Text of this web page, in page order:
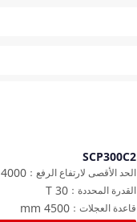
SCP300C2
4000
الحد الأقصى لارتفاع الرفع ：
30
T القدرة المحددة ：
4500
mm قاعدة العجلات ：